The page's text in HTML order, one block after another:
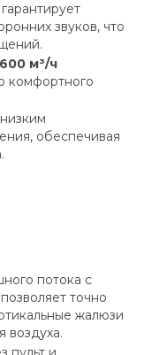
звуков, что
м³/ч
комфортного
обеспечивая
потока с
точно
жалюзи
воздуха.